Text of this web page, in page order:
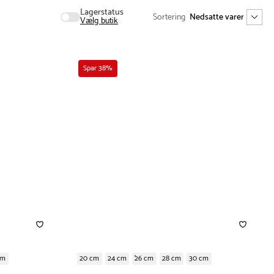
Lagerstatus
Vælg butik Sortering
Spar 38%
20 cm 24 cm 26 cm 28 cm
30 cm